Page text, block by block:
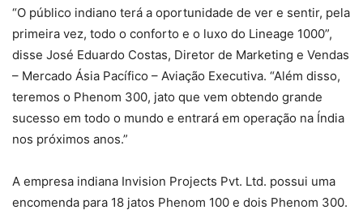
“O público indiano terá a oportunidade de ver e sentir, pela
primeira vez, todo o conforto e o luxo do Lineage 1000”,
disse José Eduardo Costas, Diretor de Marketing e Vendas
– Mercado Ásia Pacífico – Aviação Executiva. “Além disso,
teremos o Phenom 300, jato que vem obtendo grande
sucesso em todo o mundo e entrará em operação na Índia
nos próximos anos.”
A empresa indiana Invision Projects Pvt. Ltd. possui uma
encomenda para 18 jatos Phenom 100 e dois Phenom 300.